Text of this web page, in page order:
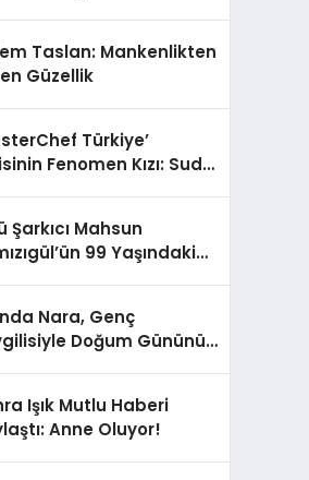
Taslan: Mankenlikten
Güzellik
Türkiye’
Fenomen Kızı: Sude
Şarkıcı Mahsun
99 Yaşındaki
Nara, Genç
Doğum Gününü
Işık Mutlu Haberi
Anne Oluyor!